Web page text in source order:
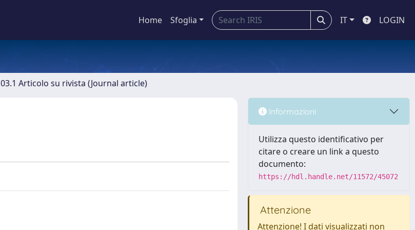
Home Sfoglia IT LOGIN
03.1 Articolo su rivista (Journal article)
Informazioni
Utilizza questo identificativo per
citare o creare un link a questo
documento:
https://hdl.handle.net/11572/45072
Attenzione
Attenzione! I dati visualizzati non